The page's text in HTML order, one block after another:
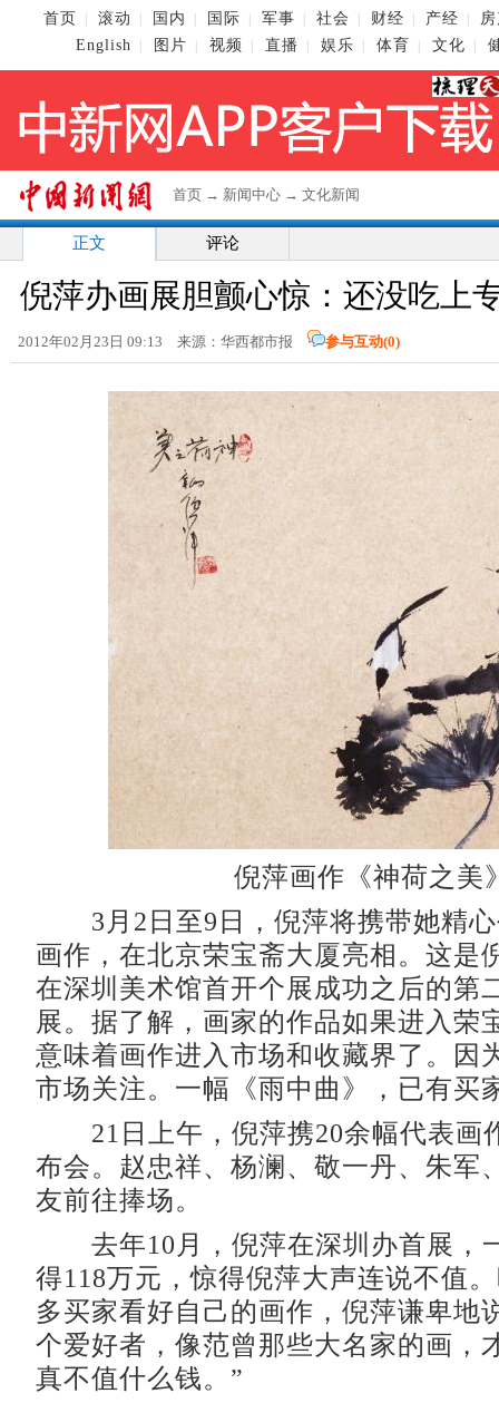
首页 滚动 国内 国际 军事 社会 财经 产经
English
图片 视频 直播 娱乐 体育 文化
首页 → 新闻中心 → 文化新闻
正文 评论
倪萍办画展胆颤心惊：还没吃上
2012年02月23日 09:13 来源：华西都市报 参与互动(0)
倪萍画作《神荷之美
3月2日至9日，倪萍将携带她精心
画作，在北京荣宝斋大厦亮相。这是
在深圳美术馆首开个展成功之后的第
展。据了解，画家的作品如果进入荣
意味着画作进入市场和收藏界了。因
市场关注。一幅《雨中曲》，已有买
21日上午，倪萍携20余幅代表画
布会。赵忠祥、杨澜、敬一丹、朱军
友前往捧场。
去年10月，倪萍在深圳办首展，
得118万元，惊得倪萍大声连说不值
多买家看好自己的画作，倪萍谦卑地
个爱好者，像范曾那些大名家的画，
真不值什么钱。”